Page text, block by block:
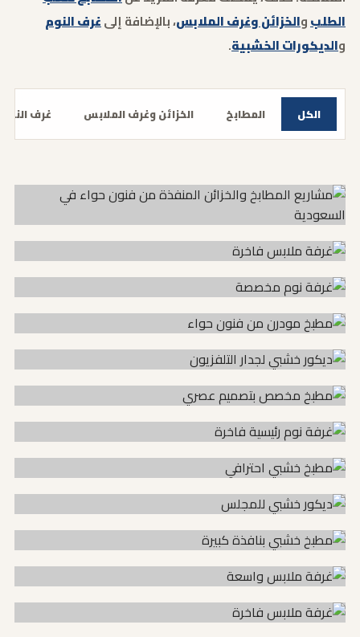
الطلبوالخزائن وغرف الملابس، بالإضافة إلىغرف النوم
والديكورات الخشبية.
الكل المطابخ الخزائن وغرف الملابس غرف النوم